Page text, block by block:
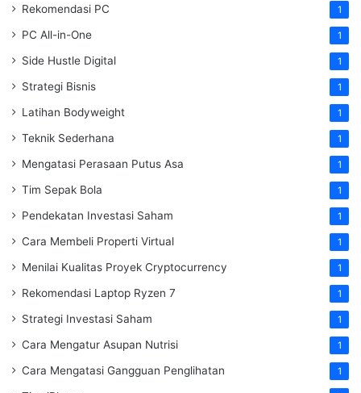
Rekomendasi PC 1
PC All-in-One 1
Side Hustle Digital 1
Strategi Bisnis 1
Latihan Bodyweight 1
Teknik Sederhana 1
Mengatasi Perasaan Putus Asa 1
Tim Sepak Bola 1
Pendekatan Investasi Saham 1
Cara Membeli Properti Virtual 1
Menilai Kualitas Proyek Cryptocurrency 1
Rekomendasi Laptop Ryzen 7 1
Strategi Investasi Saham 1
Cara Mengatur Asupan Nutrisi 1
Cara Mengatasi Gangguan Penglihatan 1